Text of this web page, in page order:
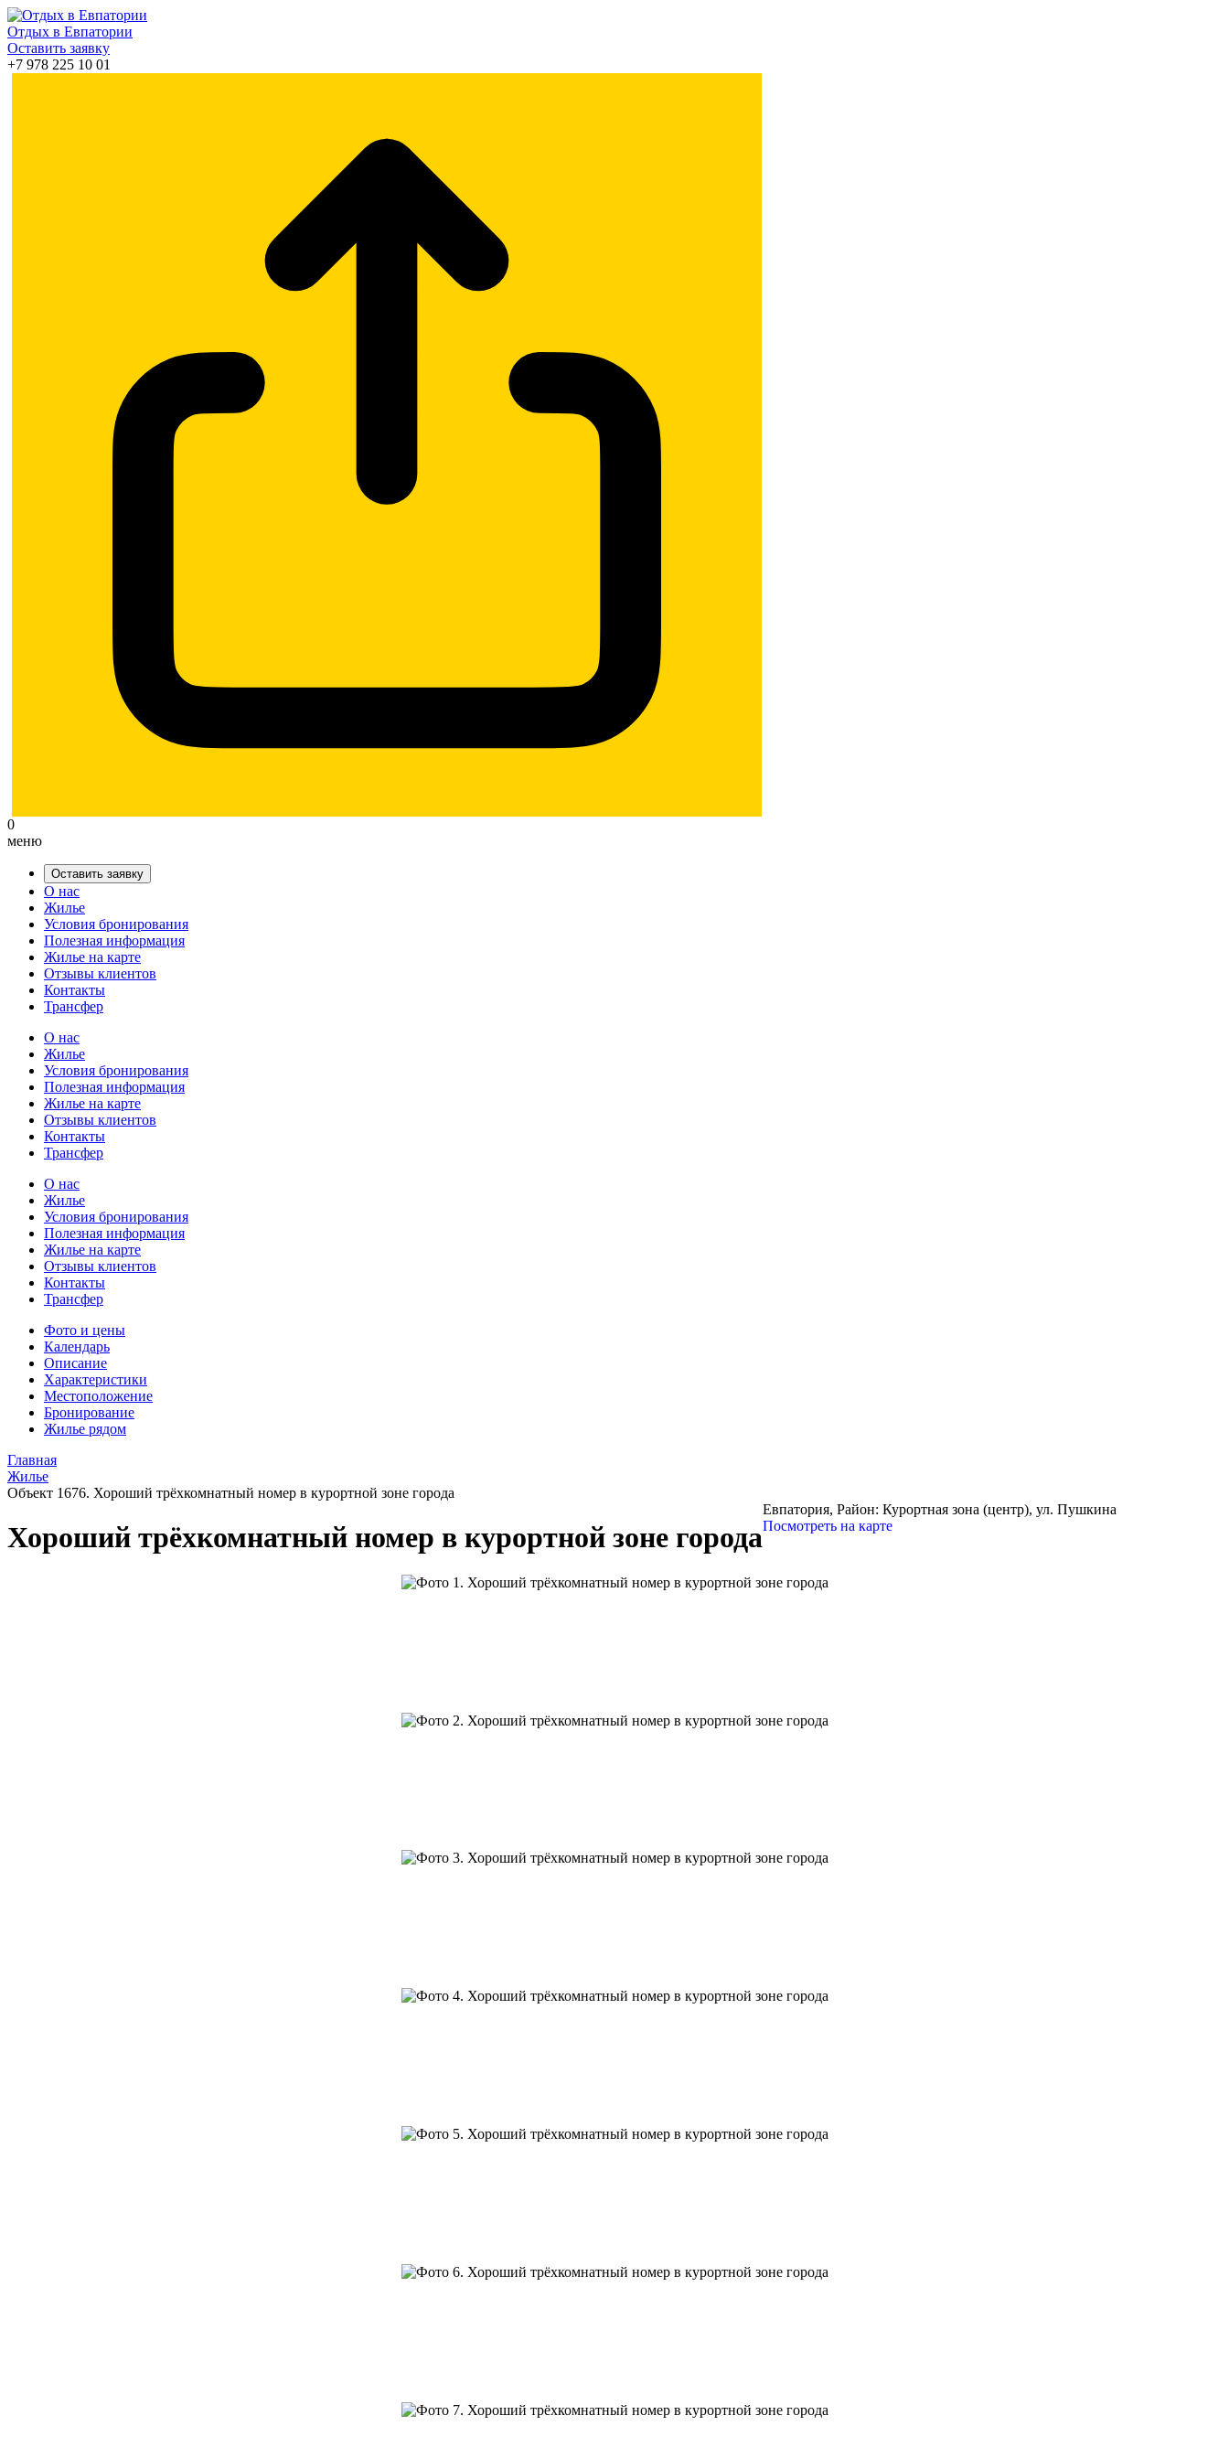
Отдых в Евпатории
Оставить заявку
+7 978 225 10 01
0
меню
Оставить заявку
О нас
Жилье
Условия бронирования
Полезная информация
Жилье на карте
Отзывы клиентов
Контакты
Трансфер
О нас
Жилье
Условия бронирования
Полезная информация
Жилье на карте
Отзывы клиентов
Контакты
Трансфер
О нас
Жилье
Условия бронирования
Полезная информация
Жилье на карте
Отзывы клиентов
Контакты
Трансфер
Фото и цены
Календарь
Описание
Характеристики
Местоположение
Бронирование
Жилье рядом
Главная
Жилье
Объект 1676. Хороший трёхкомнатный номер в курортной зоне города
Хороший трёхкомнатный номер в курортной зоне города
Евпатория, Район: Курортная зона (центр), ул. Пушкина
Посмотреть на карте